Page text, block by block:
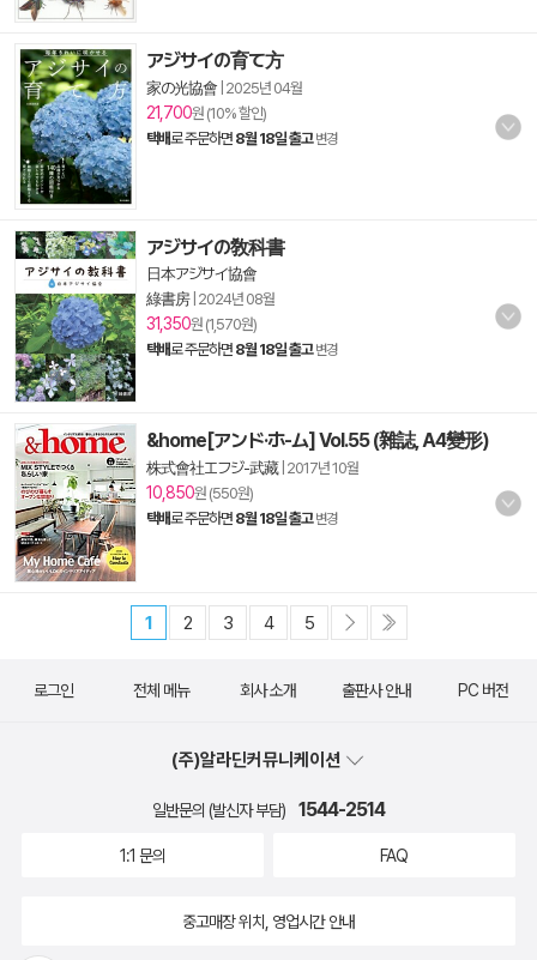
アジサイの育て方
家の光協會 2025년 04월
21,700원 (10% 할인)
택배로 주문하면 8월 18일 출고 변경
アジサイの敎科書
日本アジサイ協會
綠書房| 2024년 08월
31,350원 (1,570원)
택배로 주문하면 8월 18일 출고 변경
&home[アンド·ホ-ム] Vol.55 (雜誌, A4變形)
株式會社エフジ-武藏| 2017년 10월
10,850원 (550원)
택배로 주문하면 8월 18일 출고 변경
1 2 3 4 5
로그인 전체 메뉴 회사 소개 출판사 안내 PC 버전
(주)알라딘커뮤니케이션
일반문의 (발신자 부담) 1544-2514
1:1 문의 FAQ
중고매장 위치, 영업시간 안내